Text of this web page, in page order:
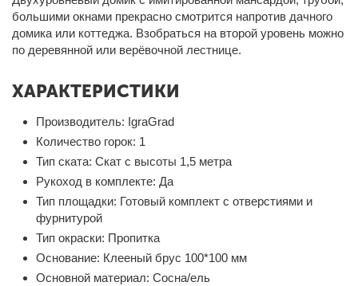
большими окнами прекрасно смотрится напротив дачного
домика или коттеджа. Взобраться на второй уровень можно
по деревянной или верёвочной лестнице.
ХАРАКТЕРИСТИКИ
Производитель: IgraGrad
Количество горок: 1
Тип ската: Скат с высоты 1,5 метра
Рукоход в комплекте: Да
Тип площадки: Готовый комплект с отверстиями и
фурнитурой
Тип окраски: Пропитка
Основание: Клееный брус 100*100 мм
Основной материал: Сосна/ель